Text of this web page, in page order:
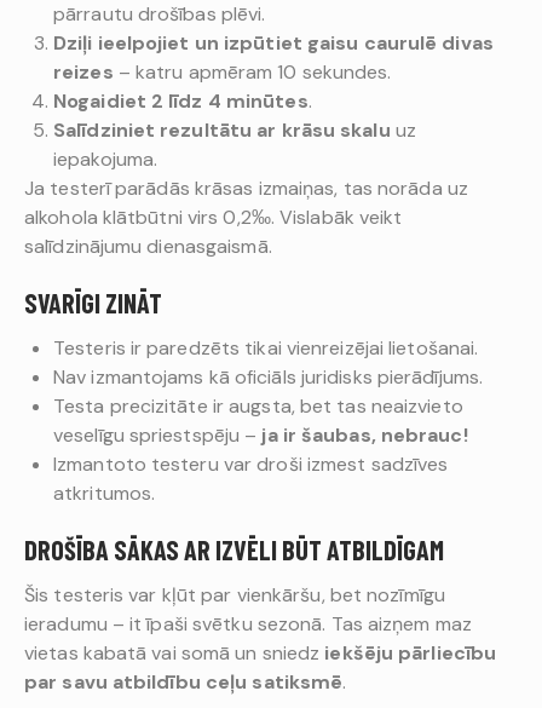
pārrautu drošības plēvi.
Dziļi ieelpojiet un izpūtiet gaisu caurulē divas
reizes – katru apmēram 10 sekundes.
Nogaidiet 2 līdz 4 minūtes.
Salīdziniet rezultātu ar krāsu skalu uz
iepakojuma.
Ja testerī parādās krāsas izmaiņas, tas norāda uz
alkohola klātbūtni virs 0,2‰. Vislabāk veikt
salīdzinājumu dienasgaismā.
SVARĪGI ZINĀT
Testeris ir paredzēts tikai vienreizējai lietošanai.
Nav izmantojams kā oficiāls juridisks pierādījums.
Testa precizitāte ir augsta, bet tas neaizvieto
veselīgu spriestspēju – ja ir šaubas, nebrauc!
Izmantoto testeru var droši izmest sadzīves
atkritumos.
DROŠĪBA SĀKAS AR IZVĒLI BŪT ATBILDĪGAM
Šis testeris var kļūt par vienkāršu, bet nozīmīgu
ieradumu – it īpaši svētku sezonā. Tas aizņem maz
vietas kabatā vai somā un sniedz iekšēju pārliecību
par savu atbildību ceļu satiksmē.